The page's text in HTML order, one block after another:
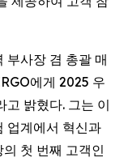
사장 겸 총괄 매
에게 2025 우
고 밝혔다. 그는 이
업계에서 혁신과
첫 번째 고객인